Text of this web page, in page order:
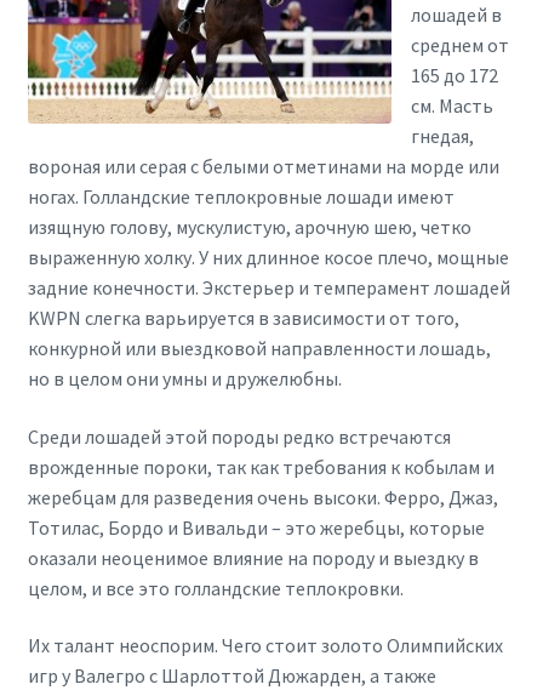
лошадей в
среднем от
165 до 172
см. Масть
гнедая,
вороная или серая с белыми отметинами на морде или
ногах. Голландские теплокровные лошади имеют
изящную голову, мускулистую, арочную шею, четко
выраженную холку. У них длинное косое плечо, мощные
задние конечности. Экстерьер и темперамент лошадей
KWPN слегка варьируется в зависимости от того,
конкурной или выездковой направленности лошадь,
но в целом они умны и дружелюбны.
Среди лошадей этой породы редко встречаются
врожденные пороки, так как требования к кобылам и
жеребцам для разведения очень высоки. Ферро, Джаз,
Тотилас, Бордо и Вивальди – это жеребцы, которые
оказали неоценимое влияние на породу и выездку в
целом, и все это голландские теплокровки.
Их талант неоспорим. Чего стоит золото Олимпийских
игр у Валегро с Шарлоттой Дюжарден, а также